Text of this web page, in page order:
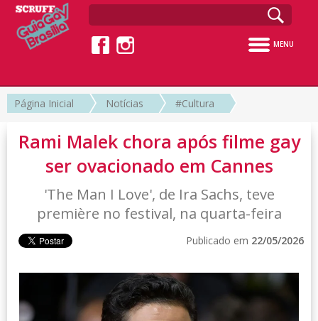
MENU
Página Inicial Notícias #Cultura
Rami Malek chora após filme gay
ser ovacionado em Cannes
'The Man I Love', de Ira Sachs, teve
première no festival, na quarta-feira
Publicado em 22/05/2026